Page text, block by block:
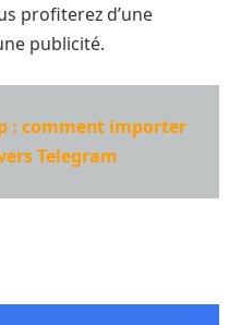
profiterez d’une
publicité.
: comment importer
Telegram